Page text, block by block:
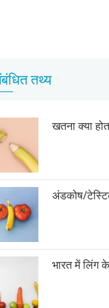
तथ्य
खतना क्या
अंडकोष/
भारत में लिंग